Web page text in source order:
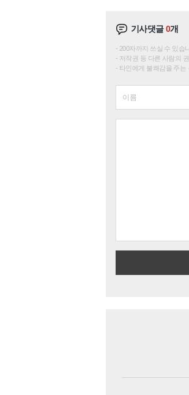
기사댓글0개
200자까지 쓰실 수 있습
저작권 등 다른 사람의
타인에게 불쾌감을 주는